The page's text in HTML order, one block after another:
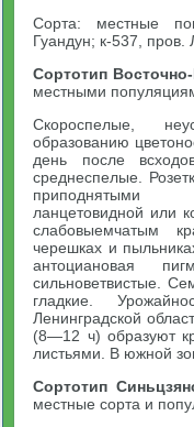
Сорта: местные
Гуандун; к-537, пров.
Сортотип
местными
Скороспелые,
образованию
день после
среднеспелые.
приподнятыми
ланцетовидной или
слабовыемчатым
черешках и
антоциановая
сильноветвистые.
гладкие.
Ленинградской
(8—12 ч) образуют
листьями. В южной
Сортотип
местные сорта и